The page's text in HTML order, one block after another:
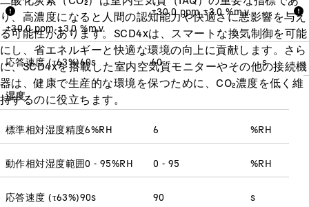
り、高濃度になると人間の認知能力や快適さに悪影響を与え
る可能性があります。SCD4xは、スマートな換気制御を可能
にし、省エネルギーと快適な環境の向上に貢献します。さら
に、SCD4xを搭載した室内空気質モニターやその他の接続機
器は、健康で生産的な環境を保つために、CO₂濃度を低く維
持するのに役立ちます。
±30.0 ppm ±3.0 %m.v.
±30.0 ppm ±3.0 %m.v.
応答速度(τ63%)60s 60 s
湿度
標準相対湿度精度6%RH 6 %RH
動作相対湿度範囲0 - 95%RH 0 - 95 %RH
応答速度 (τ63%)90s 90 s